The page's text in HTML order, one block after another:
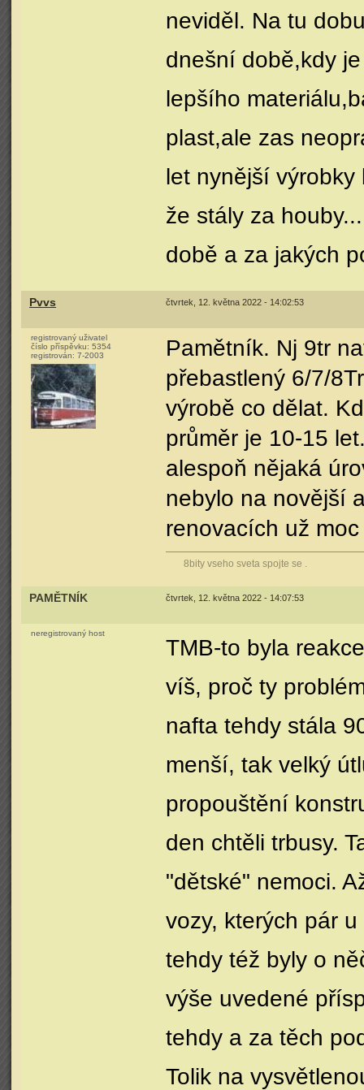
neviděl. Na tu
dnešní době,kdy
lepšího
plast,ale zas
let nynější
že stály za
době a za jakých
Pvvs čtvrtek, 12. května 2022 - 14:02:53
registrovaný uživatel
číslo příspěvku: 5354
registrován: 7-2003
Pamětník. Nj 9tr
přebastlený 6/7/
výrobě co dělat.
průměr je 10-15
alespoň nějaká
nebylo na novější
renovacích už
8bity vseho sveta spojte se .
PAMĚTNÍK čtvrtek, 12. května 2022 - 14:07:53
neregistrovaný host
TMB-to byla
víš, proč ty
nafta tehdy stála
menší, tak velký
propouštění
den chtěli trbusy.
"dětské" nemoci.
vozy, kterých pár
tehdy též byly o
výše uvedené
tehdy a za těch
Tolik na